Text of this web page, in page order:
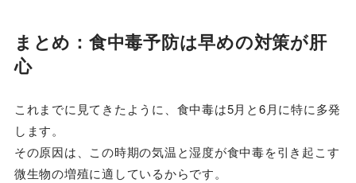
まとめ：食中毒予防は早めの対策が肝
心
これまでに見てきたように、食中毒は5月と6月に特に多発
します。
その原因は、この時期の気温と湿度が食中毒を引き起こす
微生物の増殖に適しているからです。